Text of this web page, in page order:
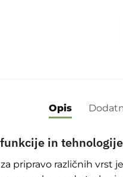
Opis
in tehnologije
pripravo različnih vrst